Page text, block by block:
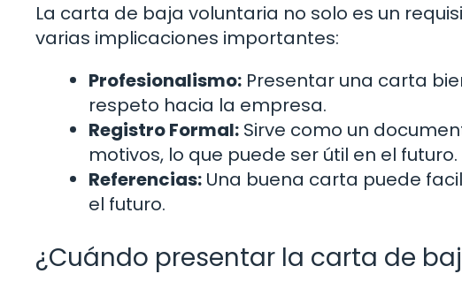
La carta de baja voluntaria no solo es un
varias implicaciones importantes:
Profesionalismo: Presentar una carta
respeto hacia la empresa.
Registro Formal: Sirve como un
motivos, lo que puede ser útil en el futuro.
Referencias: Una buena carta puede
el futuro.
¿Cuándo presentar la carta de